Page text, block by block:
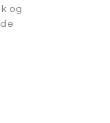
og